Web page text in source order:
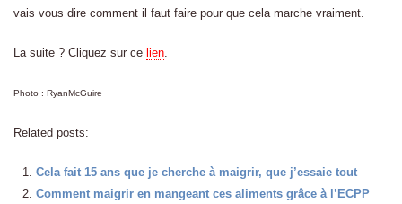
vais vous dire comment il faut faire pour que cela marche vraiment.
La suite ? Cliquez sur ce lien.
Photo : RyanMcGuire
Related posts:
Cela fait 15 ans que je cherche à maigrir, que j’essaie tout
Comment maigrir en mangeant ces aliments grâce à l’ECPP